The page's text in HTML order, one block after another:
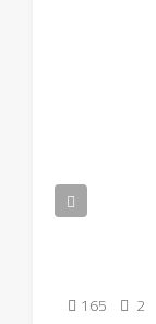
2
165